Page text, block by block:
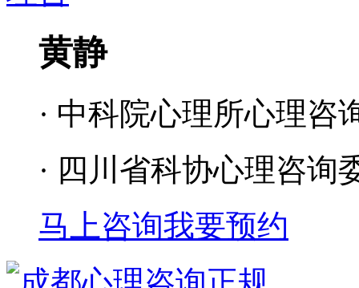
黄静
· 中科院心理所心理咨
· 四川省科协心理咨询
马上咨询我要预约